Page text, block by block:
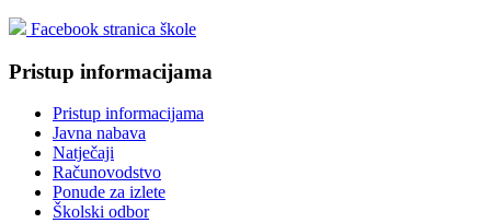
Facebook stranica škole
Pristup informacijama
Pristup informacijama
Javna nabava
Natječaji
Računovodstvo
Ponude za izlete
Školski odbor